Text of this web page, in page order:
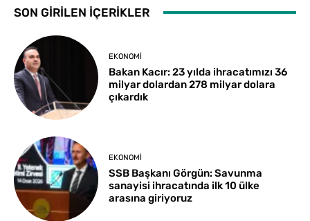
SON GIRILEN İÇERIKLER
EKONOMI
Bakan Kacır: 23 yılda ihracatımızı 36
milyar dolardan 278 milyar dolara
çıkardık
EKONOMI
SSB Başkanı Görgün: Savunma
sanayisi ihracatında ilk 10 ülke
arasına giriyoruz